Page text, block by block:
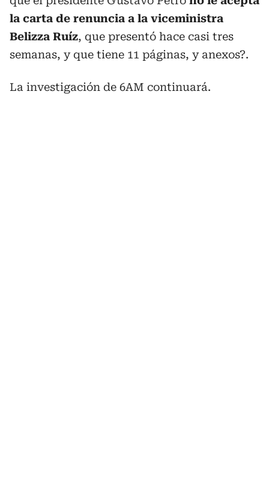
la carta de renuncia a la viceministra
Belizza Ruíz, que presentó hace casi tres
semanas, y que tiene 11 páginas, y anexos?.
La investigación de 6AM continuará.